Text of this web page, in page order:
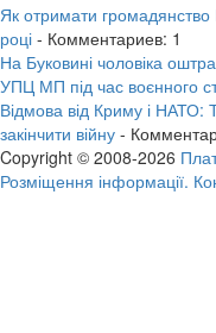
Як отримати
році - Комментариев: 1
На Буковині чоловіка
УПЦ МП під час воєнного
Відмова від Криму і НАТО:
закінчити війну -
Copyright © 2008-2026
Розміщення інформації.